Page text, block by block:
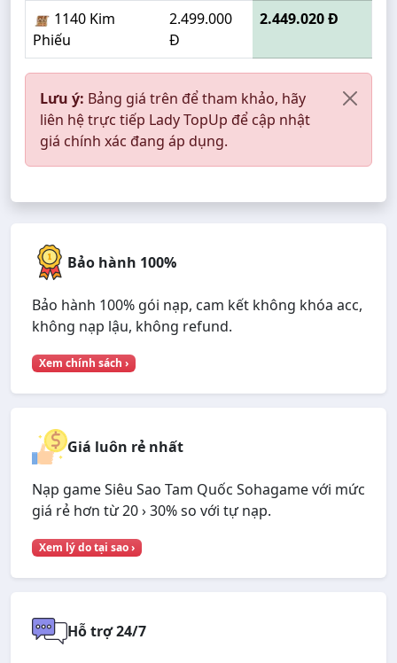
1140 Kim
Phiếu
2.499.000
Đ
2.449.020 Đ
Lưu ý: Bảng giá trên để tham khảo, hãy
liên hệ trực tiếp Lady TopUp để cập nhật
giá chính xác đang áp dụng.
Bảo hành 100%
Bảo hành 100% gói nạp, cam kết không khóa acc,
không nạp lậu, không refund.
Xem chính sách ›
Giá luôn rẻ nhất
Nạp game Siêu Sao Tam Quốc Sohagame với mức
giá rẻ hơn từ 20 › 30% so với tự nạp.
Xem lý do tại sao ›
Hỗ trợ 24/7